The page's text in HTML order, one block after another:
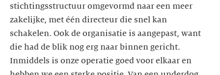
stichtingsstructuur omgevormd naar een meer
zakelijke, met één directeur die snel kan
schakelen. Ook de organisatie is aangepast, want
die had de blik nog erg naar binnen gericht.
Inmiddels is onze operatie goed voor elkaar en